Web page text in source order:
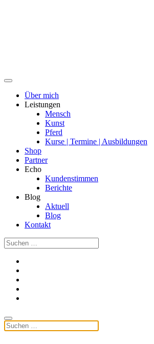
Über mich
Leistungen
Mensch
Kunst
Pferd
Kurse | Termine | Ausbildungen
Shop
Partner
Echo
Kundenstimmen
Berichte
Blog
Aktuell
Blog
Kontakt